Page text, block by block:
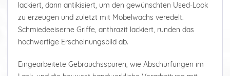
lackiert, dann antikisiert, um den gewünschten Used-Look
zu erzeugen und zuletzt mit Möbelwachs veredelt.
Schmiedeeiserne Griffe, anthrazit lackiert, runden das
hochwertige Erscheinungsbild ab.
Eingearbeitete Gebrauchsspuren, wie Abschürfungen im